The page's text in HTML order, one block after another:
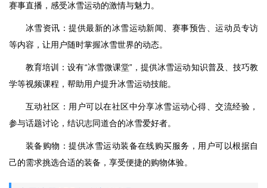
赛事直播，感受冰雪运动的激情与魅力。
冰雪资讯：提供最新的冰雪运动新闻、赛事预告、运动员专访
等内容，让用户随时掌握冰雪世界的动态。
教育培训：设有“冰雪微课堂”，提供冰雪运动知识普及、技巧教
学等视频课程，帮助用户提升冰雪运动技能。
互动社区：用户可以在社区中分享冰雪运动心得、交流经验，
参与话题讨论，结识志同道合的冰雪爱好者。
装备购物：提供冰雪运动装备在线购买服务，用户可以根据自
己的需求挑选合适的装备，享受便捷的购物体验。